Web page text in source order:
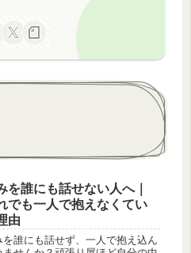
を誰にも話せない人へ｜
でも一人で抱えなくてい
由
を誰にも話せず、一人で抱え込ん